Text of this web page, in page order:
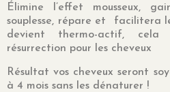
Élimine l’effet mousseux,
souplesse, répare et facilitera
devient thermo-actif, cela
résurrection pour les cheveux
Résultat vos cheveux seront
à 4 mois sans les dénaturer !